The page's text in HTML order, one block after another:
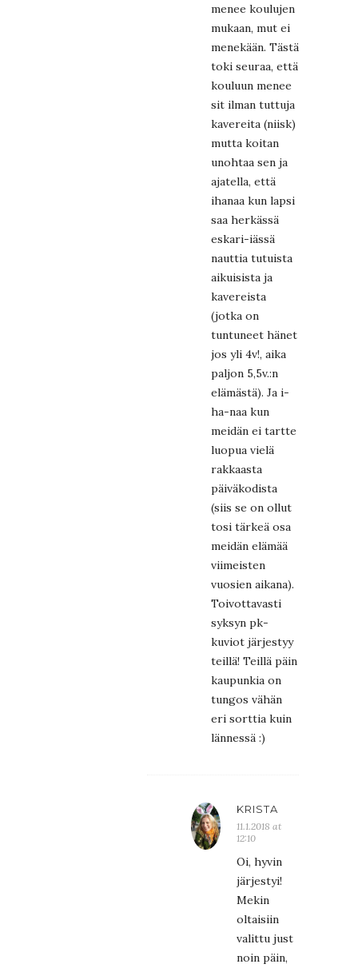
menee koulujen
mukaan, mut ei
menekään. Tästä
toki seuraa, että
kouluun menee
sit ilman tuttuja
kavereita (niisk)
mutta koitan
unohtaa sen ja
ajatella, että
ihanaa kun lapsi
saa herkässä
eskari-iässä
nauttia tutuista
aikuisista ja
kavereista
(jotka on
tuntuneet hänet
jos yli 4v!, aika
paljon 5,5v.:n
elämästä). Ja i-
ha-naa kun
meidän ei tartte
luopua vielä
rakkaasta
päiväkodista
(siis se on ollut
tosi tärkeä osa
meidän elämää
viimeisten
vuosien aikana).
Toivottavasti
syksyn pk-
kuviot järjestyy
teillä! Teillä päin
kaupunkia on
tungos vähän
eri sorttia kuin
lännessä :)
KRISTA
11.1.2018 at
12:10
Oi, hyvin
järjestyi!
Mekin
oltaisiin
valittu just
noin päin,